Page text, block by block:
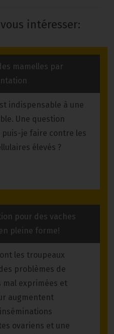
intéresser:
mamelles par
indispensable à une
Une question
je faire contre les
élevés ?
pour des vaches
pleine forme!
les troupeaux
problèmes de
exprimées et
augmentent
ovariens et une